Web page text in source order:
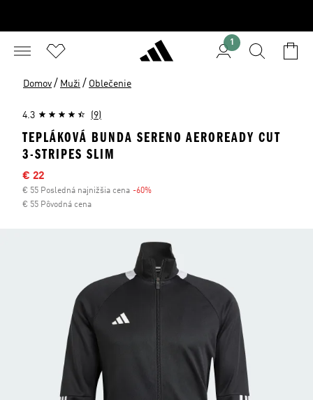
1
Domov / Muži / Oblečenie
4.3 (9)
TEPLÁKOVÁ BUNDA SERENO AEROREADY CUT
3-STRIPES SLIM
Výpredajová cena
€ 22
€ 55 Posledná najnižšia cena -60%
€ 55 Pôvodná cena